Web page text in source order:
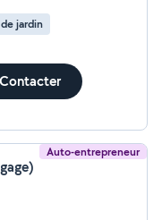
jardin
Contacter
Auto-entrepreneur